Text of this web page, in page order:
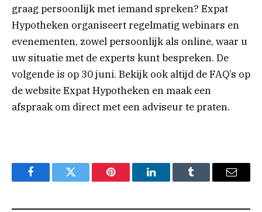
graag persoonlijk met iemand spreken? Expat
Hypotheken organiseert regelmatig webinars en
evenementen, zowel persoonlijk als online, waar u
uw situatie met de experts kunt bespreken. De
volgende is op 30 juni. Bekijk ook altijd de FAQ’s op
de website Expat Hypotheken en maak een
afspraak om direct met een adviseur te praten.
FacebookTwitter Pinterest LinkedInTumblr Email